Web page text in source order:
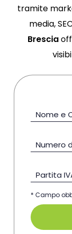
tramite
media,
Brescia
Nome e
Numero
Partita
* Campo